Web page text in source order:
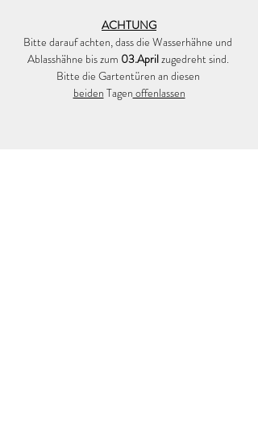
ACHTUNG
Bitte darauf achten, dass die Wasserhähne und
Ablasshähne bis zum 03.April zugedreht sind.
Bitte die Gartentüren an diesen
beiden Tagen offenlassen